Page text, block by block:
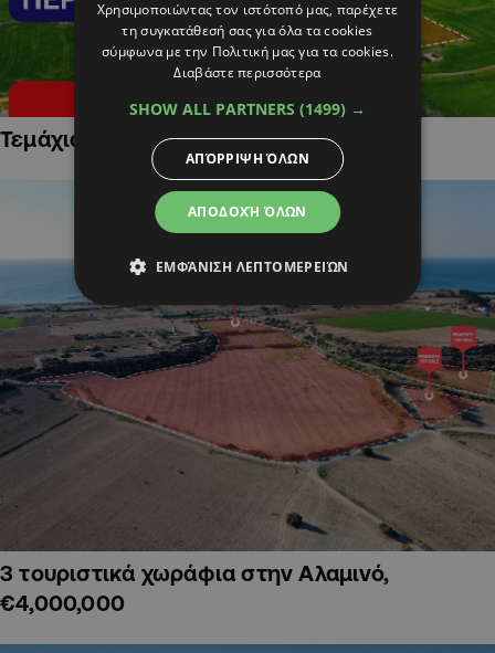
Τεμάχια Γης σε Οικιστικές Περιοχές
3 τουριστικά χωράφια στην Αλαμινό,
€4,000,000
Χρησιμοποιώντας τον ιστότοπό μας, παρέχετε
τη συγκατάθεσή σας για όλα τα cookies
σύμφωνα με την Πολιτική μας για τα cookies.
Διαβάστε περισσότερα
SHOW ALL PARTNERS (1499) →
ΑΠΟΔΟΧΉ ΌΛΩΝ
ΑΠΌΡΡΙΨΗ ΌΛΩΝ
ΕΜΦΆΝΙΣΗ ΛΕΠΤΟΜΕΡΕΙΏΝ